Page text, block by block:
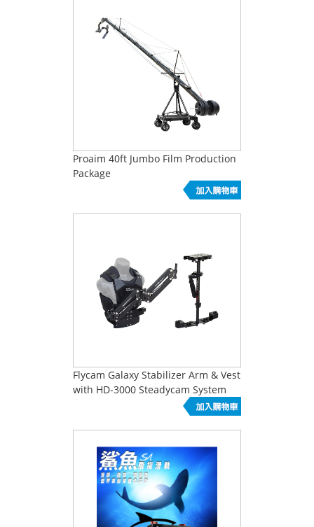
Proaim 40ft Jumbo Film Production
Package
Flycam Galaxy Stabilizer Arm & Vest
with HD-3000 Steadycam System